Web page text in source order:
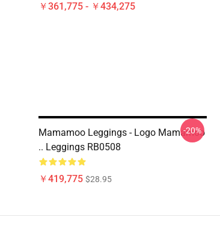
￥361,775 - ￥434,275
Mamamoo Leggings - Logo Mamamoo
.. Leggings RB0508
￥419,775 $28.95
-20%